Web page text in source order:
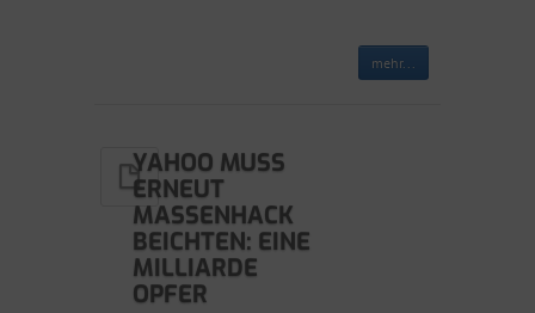
mehr...
YAHOO MUSS
ERNEUT
MASSENHACK
BEICHTEN: EINE
MILLIARDE
OPFER